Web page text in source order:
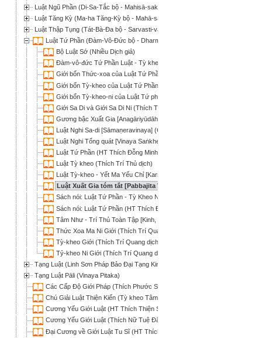
Luật Ngũ Phần (Di-Sa-Tắc bộ - Mahisā-saka)
Luật Tăng Kỳ (Ma-ha Tăng-Kỳ bộ - Mahā-sanghika)
Luật Thập Tụng (Tát-Bà-Đa bộ - Sarvasti-vada)
Luật Tứ Phần (Đàm-Vô-Đức bộ - Dharmaguptaka)
Bộ Luật Sớ (Nhiều Dịch giả)
Đàm-vô-đức Tứ Phần Luật - Tỳ kheo Giới bổn Hiệp Chú (Thích Trí Thủ
Giới bổn Thức-xoa của Luật Tứ Phần (Thích Nhật Từ dịch)
Giới bổn Tỳ-kheo của Luật Tứ Phần (Thích Nhật Từ dịch)
Giới bổn Tỳ-kheo-ni của Luật Tứ phần (Thích Nhật Từ dịch)
Giới Sa Di và Giới Sa Di Ni (Thích Trí Quang dịch giải)
Gương bậc Xuất Gia [Anagāriyūdāharana Dhammarakkhita] (HT Hộ
Luật Nghi Sa-di [Sāmaṇeravinaya] (Giác Giới phụng soạn)
Luật Nghi Tổng quát [Vinaya Saṅkhepa] (Giác Giới dịch)
Luật Tứ Phần (HT Thích Đỗng Minh & Thích Đức Thắng dịch)
Luật Tỳ kheo (Thích Trí Thủ dịch)
Luật Tỳ-kheo - Yết Ma Yếu Chỉ [Karmavacanābindusāra] (Thích Trí Thủ
Luật Xuất Gia tóm tắt [Pabbajita Vinaya Sankhepa] (HT Hộ Tông
Sách nói: Luật Tứ Phần - Tỳ Kheo Ni Giới Bổn Hội Nghĩa (NS Thích Nữ
Sách nói: Luật Tứ Phần (HT Thích Đỗng Minh & Thích Đức Thắng dịch)
Tâm Như - Trí Thủ Toàn Tập [Kinh, Luật, Luận] (HT Thích Trí Thủ)
Thức Xoa Ma Ni Giới (Thích Trí Quang dịch giải)
Tỳ-kheo Giới (Thích Trí Quang dịch)
Tỷ-kheo Ni Giới (Thích Trí Quang dịch)
Tạng Luật (Linh Sơn Pháp Bảo Đại Tạng Kinh)
Tạng Luật Pāli (Vinaya Pitaka)
Các Cấp Độ Giới Pháp (Thích Phước Sơn)
Chú Giải Luật Thiện Kiến (Tỳ kheo Tâm Hạnh)
Cương Yếu Giới Luật (HT Thích Thiện Siêu)
Cương Yếu Giới Luật (Thích Nữ Tuệ Đăng dịch)
Đại Cương về Giới Luật Tu Sĩ (HT Thích Thiện Siêu)